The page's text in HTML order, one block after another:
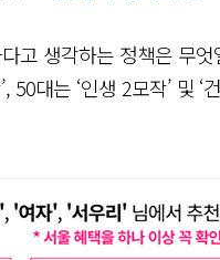
고 생각하는 정책은 무
50대는 ‘인생 2모작’ 및